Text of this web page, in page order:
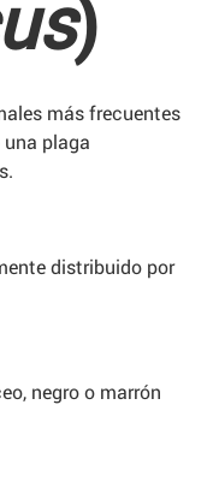
)
más frecuentes
plaga
distribuido por
negro o marrón